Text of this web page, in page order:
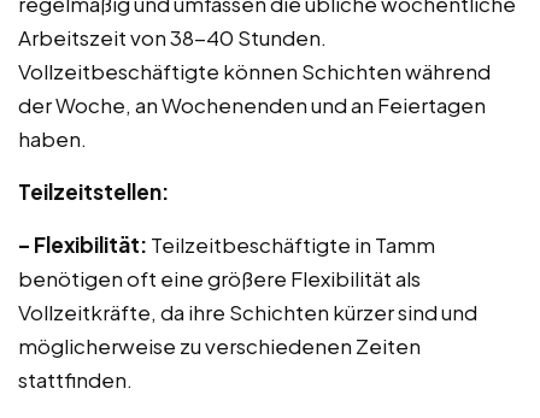
Arbeitszeit von 38-40 Stunden.
Vollzeitbeschäftigte können Schichten während
der Woche, an Wochenenden und an Feiertagen
haben.
Teilzeitstellen:
– Flexibilität: Teilzeitbeschäftigte in Tamm
benötigen oft eine größere Flexibilität als
Vollzeitkräfte, da ihre Schichten kürzer sind und
möglicherweise zu verschiedenen Zeiten
stattfinden.